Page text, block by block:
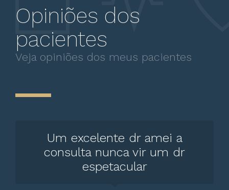
Opiniões dos
pacientes
Veja opiniões dos meus pacientes
Um excelente dr amei a
consulta nunca vir um dr
espetacular